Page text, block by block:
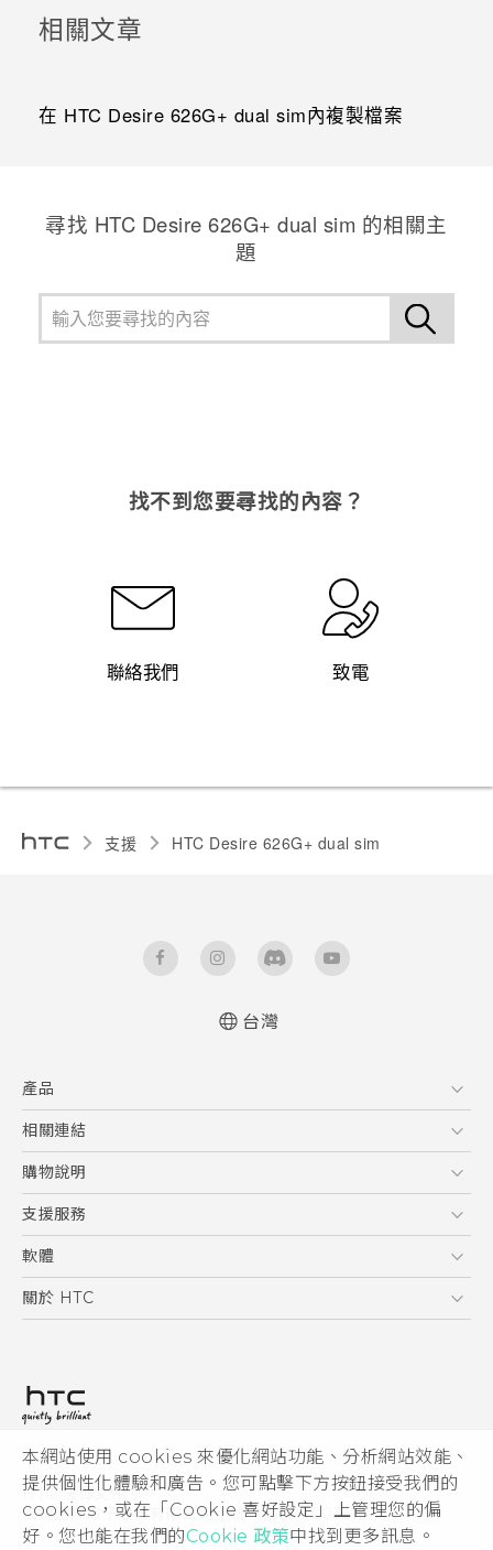
本網站使用 cookies 來優化網站功能、分析網站效能、
提供個性化體驗和廣告。您可點擊下方按鈕接受我們的
cookies，或在「Cookie 喜好設定」上管理您的偏
好。您也能在我們的Cookie 政策中找到更多訊息。
相關文章
在 HTC Desire 626G+ dual sim內複製檔案
尋找 HTC Desire 626G+ dual sim 的相關主
題
找不到您要尋找的內容？
聯絡我們 致電
支援 HTC Desire 626G+ dual sim‎
台灣
產品
5G
智慧型手機
配件
相關連結
HTC Research
購物說明
購物須知
訂單管理
付款方式
支援服務
到府收送維修服務
服務中心資訊
客戶服務佈告欄
軟體
應用程式
HTC Sync Manager
關於 HTC
投資人
隱私權政策
產品安全性
Cookie
© 2011-2026 HTC Corporation
HTC 法律文件
宏達國際電子股份有限公司 | 統一編號16003518